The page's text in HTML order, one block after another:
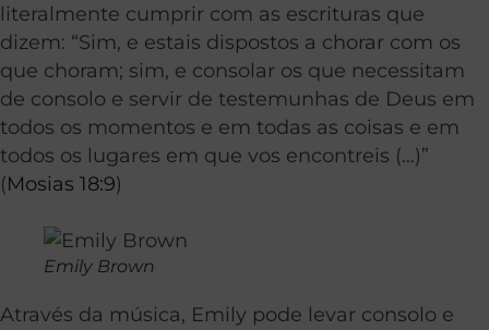
literalmente cumprir com as escrituras que
dizem: “Sim, e estais dispostos a chorar com os
que choram; sim, e consolar os que necessitam
de consolo e servir de testemunhas de Deus em
todos os momentos e em todas as coisas e em
todos os lugares em que vos encontreis (…)”
(Mosias 18:9)
Emily Brown
Através da música, Emily pode levar consolo e